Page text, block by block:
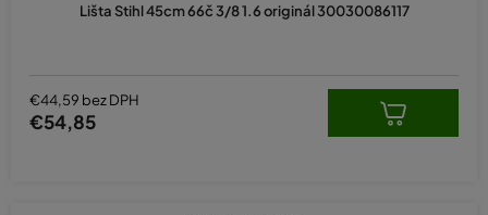
Lišta Stihl 45cm 66č 3/8 1.6 originál 30030086117
€44,59 bez DPH
€54,85